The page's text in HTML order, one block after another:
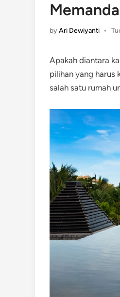
byAri Dewiyanti •
Apakah diantara
pilihan yang harus
salah satu rumah